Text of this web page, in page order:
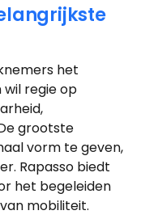
het
regie op
grootste
vorm te geven,
Rapasso biedt
het begeleiden
mobiliteit.